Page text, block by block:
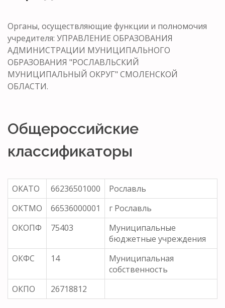
Органы, осуществляющие функции и полномочия
учредителя: УПРАВЛЕНИЕ ОБРАЗОВАНИЯ
АДМИНИСТРАЦИИ МУНИЦИПАЛЬНОГО
ОБРАЗОВАНИЯ "РОСЛАВЛЬСКИЙ
МУНИЦИПАЛЬНЫЙ ОКРУГ" СМОЛЕНСКОЙ
ОБЛАСТИ.
Общероссийские
классификаторы
ОКАТО 66236501000
Рославль
ОКТМО
66536000001
г Рославль
ОКОПФ
75403
Муниципальные
бюджетные учреждения
ОКФС
14
Муниципальная
собственность
ОКПО
26718812